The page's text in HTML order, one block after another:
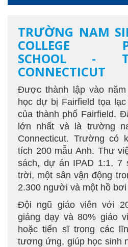
TRƯỜNG NAM
COLLEGE
SCHOOL -
CONNECTICUT
Được thành lập vào
học dự bị Fairfield tọa
của thành phố Fairfield.
lớn nhất và là trường
Connecticut. Trường có
tích 200 mẫu Anh. Thư
sách, dự án IPAD 1:1, 7
trời, một sân vận động
2.300 người và một hồ
Đội ngũ giáo viên với
giảng dạy và 80% giáo
hoặc tiến sĩ trong các
tương ứng, giúp học sinh